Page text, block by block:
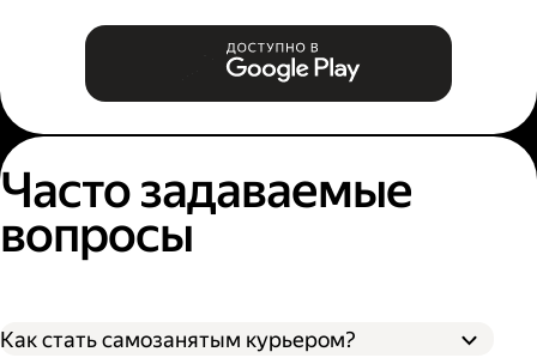
Часто задаваемые
вопросы
Как стать самозанятым курьером?